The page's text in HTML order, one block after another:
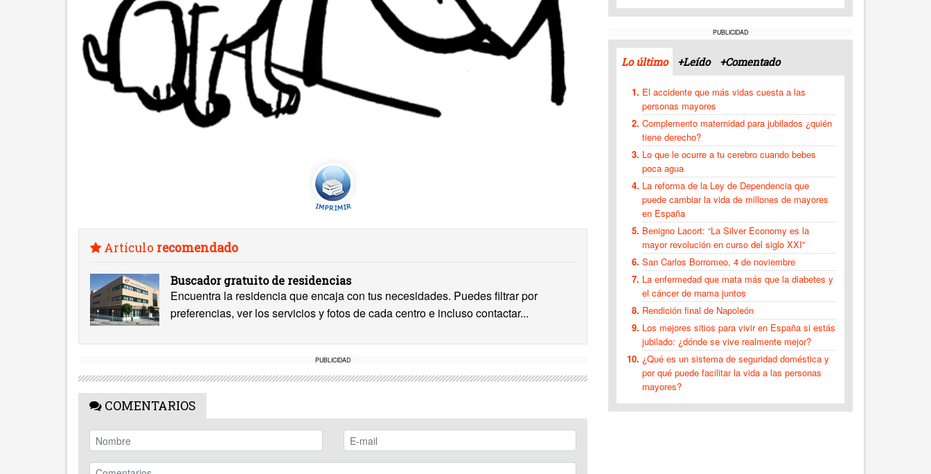
Artículo recomendado
Buscador gratuito de residencias
Encuentra la residencia que encaja con tus necesidades. Puedes filtrar por
preferencias, ver los servicios y fotos de cada centro e incluso contactar...
PUBLICIDAD
COMENTARIOS
PUBLICIDAD
Lo último +Leído +Comentado
El accidente que más vidas cuesta a las
personas mayores
Complemento maternidad para jubilados ¿quién
tiene derecho?
Lo que le ocurre a tu cerebro cuando bebes
poca agua
La reforma de la Ley de Dependencia que
puede cambiar la vida de millones de mayores
en España
Benigno Lacort: “La Silver Economy es la
mayor revolución en curso del siglo XXI”
San Carlos Borromeo, 4 de noviembre
La enfermedad que mata más que la diabetes y
el cáncer de mama juntos
Rendición final de Napoleón
Los mejores sitios para vivir en España si estás
jubilado: ¿dónde se vive realmente mejor?
¿Qué es un sistema de seguridad doméstica y
por qué puede facilitar la vida a las personas
mayores?